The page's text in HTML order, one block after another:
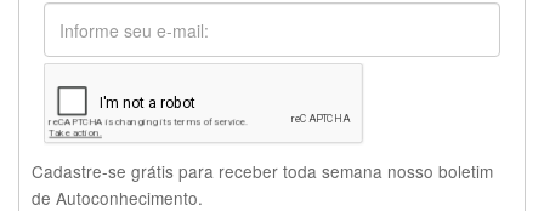
Cadastre-se grátis para receber toda semana nosso boletim
de Autoconhecimento.